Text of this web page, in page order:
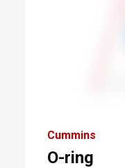
Cummins
O-ring